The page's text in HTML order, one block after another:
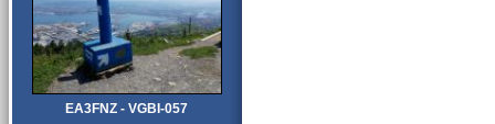
EA3FNZ - VGBI-057